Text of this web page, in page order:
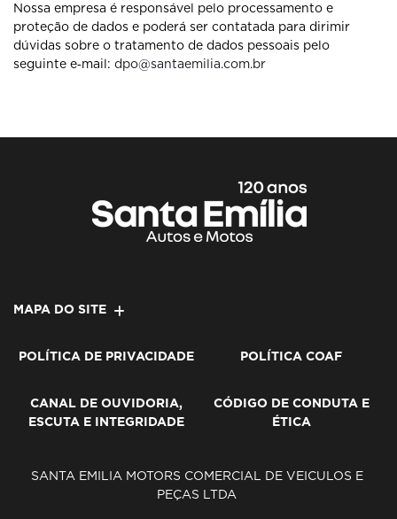
Nossa empresa é responsável pelo processamento e
proteção de dados e poderá ser contatada para dirimir
dúvidas sobre o tratamento de dados pessoais pelo
seguinte e‐mail: dpo@santaemilia.com.br
MAPA DO SITE
POLÍTICA DE PRIVACIDADE POLÍTICA COAF
CANAL DE OUVIDORIA,
ESCUTA E INTEGRIDADE
CÓDIGO DE CONDUTA E
ÉTICA
SANTA EMILIA MOTORS COMERCIAL DE VEICULOS E
PEÇAS LTDA